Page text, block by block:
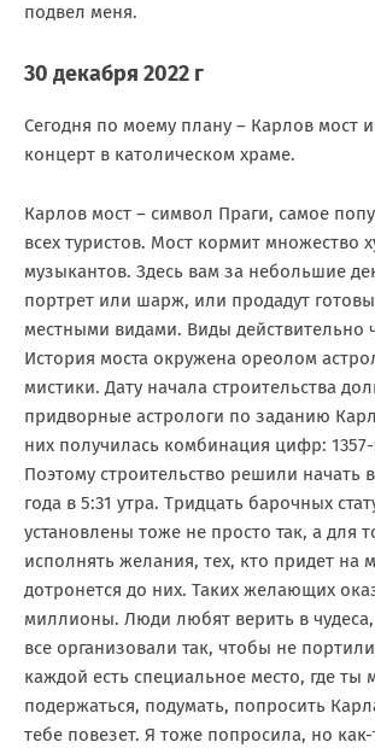
подвел меня.
30 декабря 2022 г
Сегодня по моему плану – Карлов мост
концерт в католическом храме.
Карлов мост – символ Праги, самое
всех туристов. Мост кормит множество
музыкантов. Здесь вам за небольшие
портрет или шарж, или продадут
местными видами. Виды действительно
История моста окружена ореолом
мистики. Дату начала строительства
придворные астрологи по заданию
них получилась комбинация цифр: 1357-
Поэтому строительство решили начать
года в 5:31 утра. Тридцать барочных
установлены тоже не просто так, а для
исполнять желания, тех, кто придет на
дотронется до них. Таких желающих
миллионы. Люди любят верить в чудеса,
все организовали так, чтобы не портили
каждой есть специальное место, где
подержаться, подумать, попросить
тебе повезет. Я тоже попросила, но